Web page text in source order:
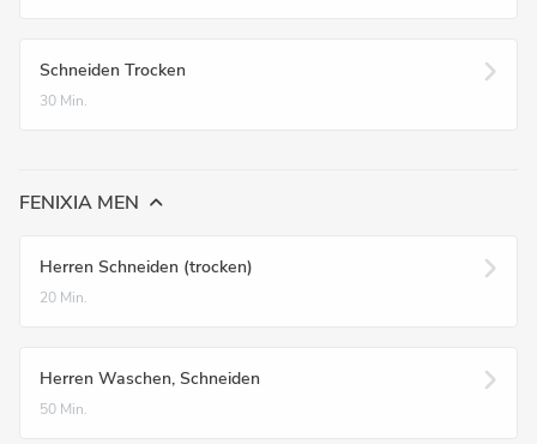
Schneiden Trocken
30 Min.
FENIXIA MEN
Herren Schneiden (trocken)
20 Min.
Herren Waschen, Schneiden
50 Min.